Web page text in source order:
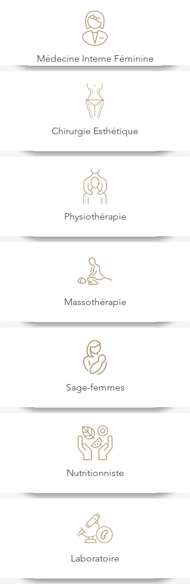
Médecine Interne Féminine
Chirurgie Esthétique
Physiothérapie
Massothérapie
Sage-femmes
Nutritionniste
Laboratoire